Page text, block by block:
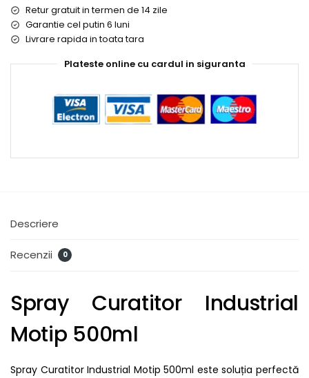
Retur gratuit in termen de 14 zile
Garantie cel putin 6 luni
Livrare rapida in toata tara
Plateste online cu cardul in siguranta
Descriere
Recenzii 0
Spray Curatitor Industrial
Motip 500ml
Spray Curatitor Industrial Motip 500ml este soluția perfectă